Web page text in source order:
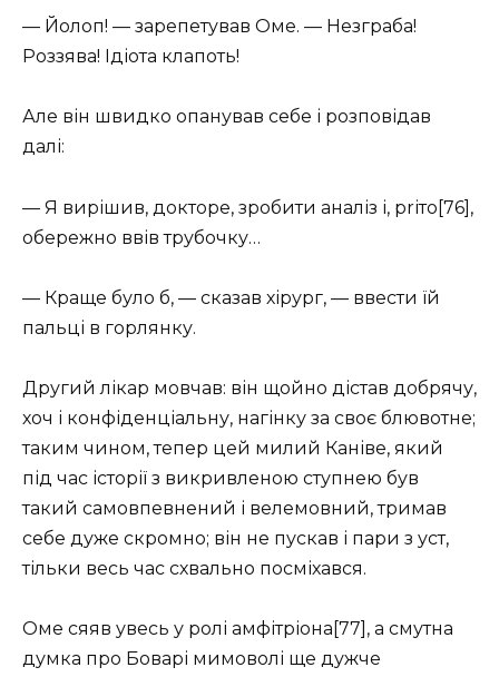
— Йолоп! — зарепетував Оме. — Незграба!
Роззява! Ідіота клапоть!
Але він швидко опанував себе і розповідав
далі:
— Я вирішив, докторе, зробити аналіз і, рrіто[76],
обережно ввів трубочку…
— Краще було б, — сказав хірург, — ввести їй
пальці в горлянку.
Другий лікар мовчав: він щойно дістав добрячу,
хоч і конфіденціальну, нагінку за своє блювотне;
таким чином, тепер цей милий Каніве, який
під час історії з викривленою ступнею був
такий самовпевнений і велемовний, тримав
себе дуже скромно; він не пускав і пари з уст,
тільки весь час схвально посміхався.
Оме сяяв увесь у ролі амфітріона[77], а смутна
думка про Боварі мимоволі ще дужче